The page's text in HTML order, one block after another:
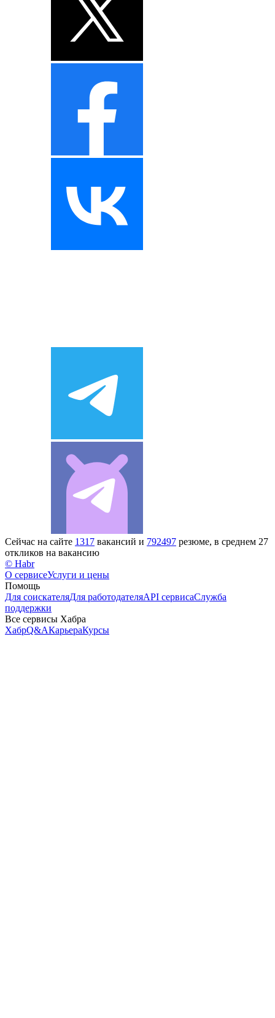
Сейчас на сайте 1317 вакансий и 792497 резюме, в среднем 27
откликов на вакансию
© Habr
О сервисеУслуги и цены
Помощь
Для соискателяДля работодателяAPI сервисаСлужба
поддержки
Все сервисы Хабра
ХабрQ&AКарьераКурсы